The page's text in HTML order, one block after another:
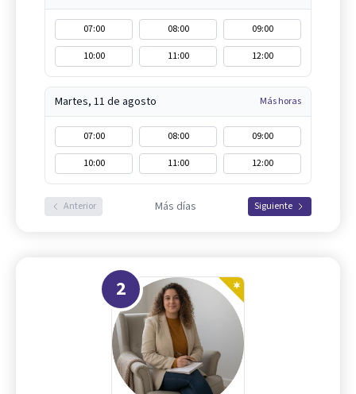
07:00 08:00
09:00
10:00
11:00 12:00
Martes, 11 de agosto Más horas
07:00 08:00
09:00
10:00
11:00 12:00
Anterior Más días Siguiente
2